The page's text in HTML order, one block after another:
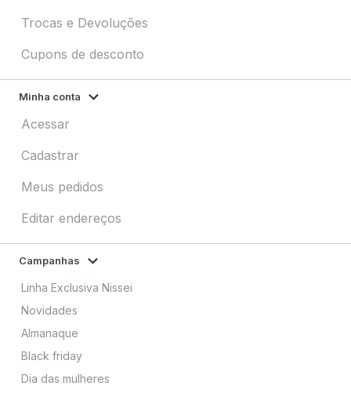
Trocas e Devoluções
Cupons de desconto
Minha conta
Acessar
Cadastrar
Meus pedidos
Editar endereços
Campanhas
Linha Exclusiva Nissei
Novidades
Almanaque
Black friday
Dia das mulheres